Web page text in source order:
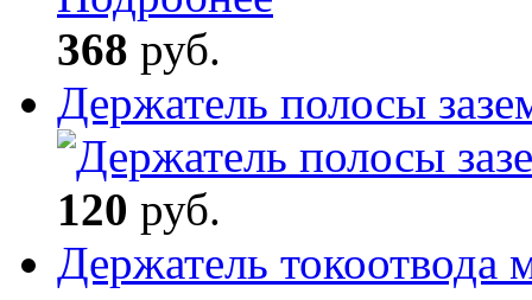
368 руб.
Держатель полосы
120 руб.
Держатель токоотвода